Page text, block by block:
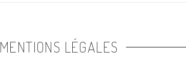
MENTIONS LÉGALES